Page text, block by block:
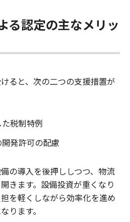
る認定の主なメリッ
ると、次の二つの支援措置が
税制特例
発許可の配慮
の導入を後押ししつつ、物流
きます。設備投資が重くなり
を軽くしながら効率化を進め
ります。